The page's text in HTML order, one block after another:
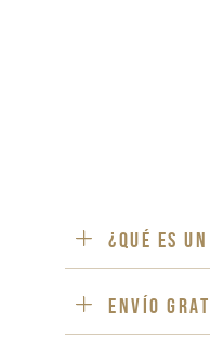
¿Qué es
ENVÍO